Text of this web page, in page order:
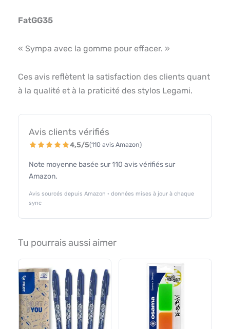
FatGG35
« Sympa avec la gomme pour effacer. »
Ces avis reflètent la satisfaction des clients quant
à la qualité et à la praticité des stylos Legami.
Avis clients vérifiés
4,5/5(110 avis Amazon)
Note moyenne basée sur 110 avis vérifiés sur
Amazon.
Avis sourcés depuis Amazon · données mises à jour à chaque
sync
Tu pourrais aussi aimer